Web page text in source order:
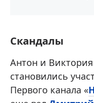
Скандалы
Антон и
становились
Первого канала «